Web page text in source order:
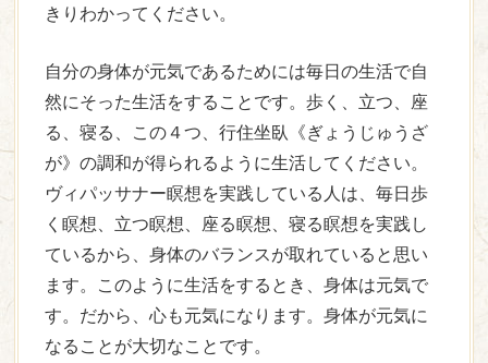
きりわかってください。
自分の身体が元気であるためには毎日の生活で自
然にそった生活をすることです。歩く、立つ、座
る、寝る、この４つ、行住坐臥《ぎょうじゅうざ
が》の調和が得られるように生活してください。
ヴィパッサナー瞑想を実践している人は、毎日歩
く瞑想、立つ瞑想、座る瞑想、寝る瞑想を実践し
ているから、身体のバランスが取れていると思い
ます。このように生活をするとき、身体は元気で
す。だから、心も元気になります。身体が元気に
なることが大切なことです。